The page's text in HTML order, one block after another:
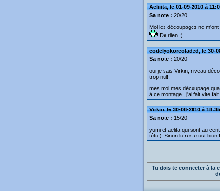
Aeliiita, le 01-09-2010 à
Sa note : 20/20
Moi les découpages ne
! De riien :)
codelyokoreoladed, le 30-
Sa note : 20/20
oui je sais Virkin, niveau
trop nul!!
mes moi mes découpage
à ce montage , j'ai fait vite
Virkin, le 30-08-2010 à 18:35
Sa note : 15/20
yumi et aelita qui sont au
tête ). Sinon le reste est bien
Tu dois te connecter à la